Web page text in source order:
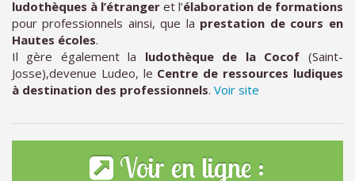
ludothèques à l’étranger et l’élaboration de formations
pour professionnels ainsi, que la prestation de cours en
Hautes écoles.
Il gère également la ludothèque de la Cocof (Saint-
Josse),devenue Ludeo, le Centre de ressources ludiques
à destination des professionnels. Voir site
Voir en ligne :